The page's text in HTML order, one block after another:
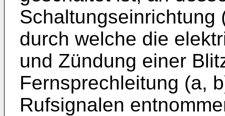
Schaltungseinrichtung
durch welche die
und Zündung einer
Fernsprechleitung (a,
Rufsignalen